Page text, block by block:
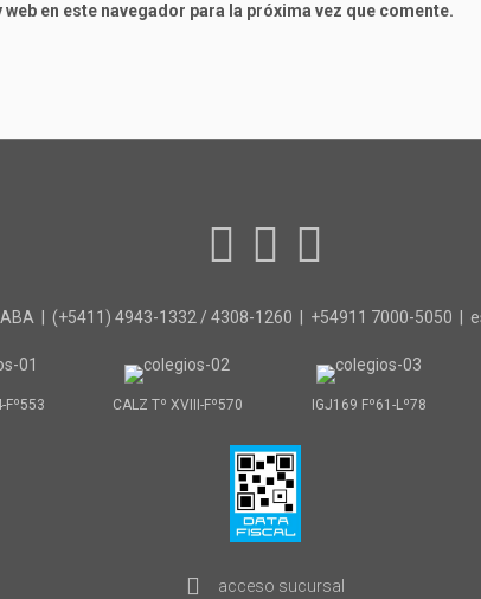
en este navegador para la próxima vez que comente.
| (+5411) 4943-1332 / 4308-1260 | +54911 7000-5050 |
Fº553 CALZ Tº XVIII-Fº570 IGJ169 Fº61-Lº78
acceso sucursal